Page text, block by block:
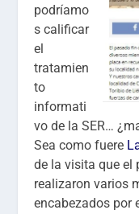
podríamo
s calificar
el
tratamien
to
informati
vo de la SER…
Sea como fuere
de la visita que el
realizaron varios
encabezados por